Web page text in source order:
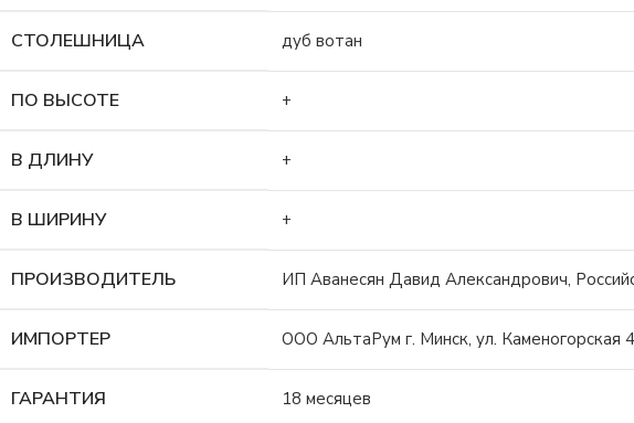
СТОЛЕШНИЦА дуб вотан
ПО ВЫСОТЕ +
В ДЛИНУ +
В ШИРИНУ +
ПРОИЗВОДИТЕЛЬ ИП Аванесян Давид Александрович,
ИМПОРТЕР ООО АльтаРум г. Минск, ул. Каменогорская
ГАРАНТИЯ 18 месяцев